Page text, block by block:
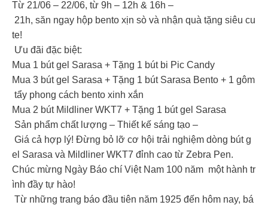
Từ 21/06 – 22/06, từ 9h – 12h & 16h –
21h, săn ngay hộp bento xịn sò và nhận quà tặng siêu cu
te!
Ưu đãi đặc biệt:
Mua 1 bút gel Sarasa + Tặng 1 bút bi Pic Candy
Mua 3 bút gel Sarasa + Tặng 1 bút Sarasa Bento + 1 gôm
tẩy phong cách bento xinh xắn
Mua 2 bút Mildliner WKT7 + Tặng 1 bút gel Sarasa
Sản phẩm chất lượng – Thiết kế sáng tạo –
Giá cả hợp lý! Đừng bỏ lỡ cơ hội trải nghiệm dòng bút g
el Sarasa và Mildliner WKT7 đỉnh cao từ Zebra Pen.
Chúc mừng Ngày Báo chí Việt Nam 100 năm một hành tr
ình đầy tự hào!
Từ những trang báo đầu tiên năm 1925 đến hôm nay, bá